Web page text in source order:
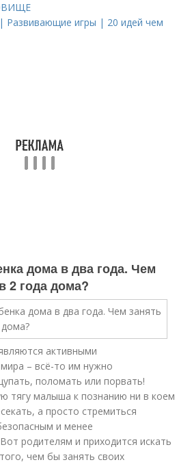
Развивающие игры | 20 идей чем
дома в два года. Чем
2 года дома?
активными
– всё-то им нужно
поломать или порвать!
тягу малыша к познанию ни в коем
а просто стремиться
и менее
родителям и приходится искать
чем бы занять своих